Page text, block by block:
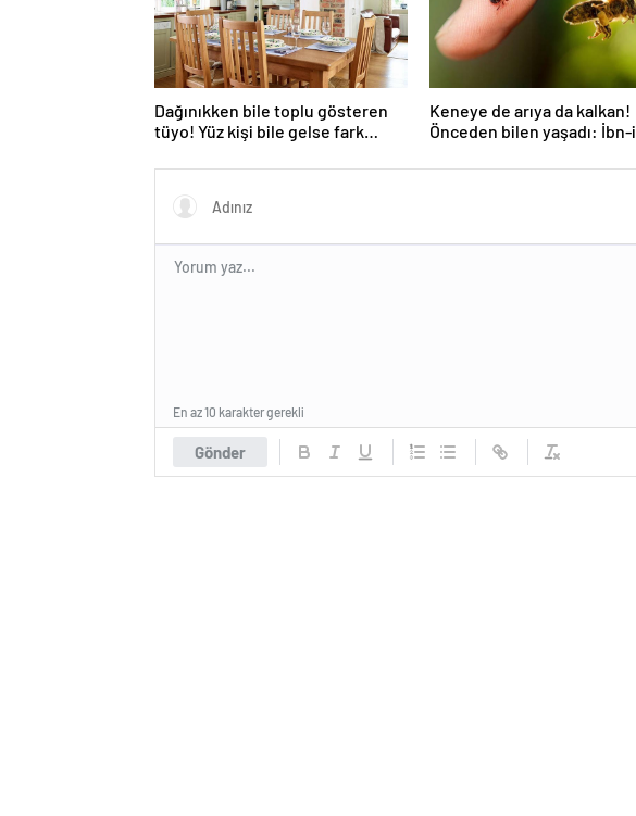
Dağınıkken bile toplu gösteren
tüyo! Yüz kişi bile gelse fark
Keneye de arıya da kalkan!
Önceden bilen yaşadı: İbn-i
Gönder
En az 10 karakter gerekli